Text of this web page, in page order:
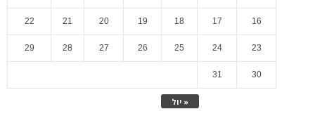
« יול
16
17
18
19
20
21
22
23
24
25
26
27
28
29
30
31